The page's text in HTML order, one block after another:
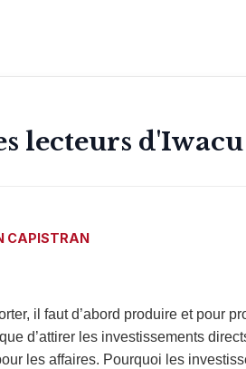
lecteurs d'Iwacu
CAPISTRAN
d’attirer les investissements
les affaires. Pourquoi les